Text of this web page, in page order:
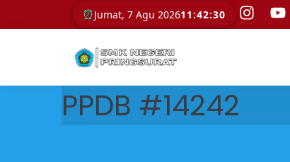
⏰ Jumat, 7 Agu 202611:42:30
PPDB #14242